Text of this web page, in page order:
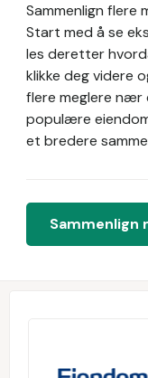
Sammenlign flere
Start med å se
les deretter
klikke deg videre
flere meglere nær
populære
et bredere
Sammenlign